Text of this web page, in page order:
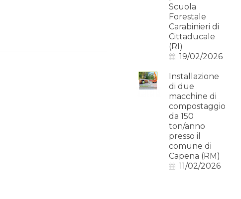
Scuola
Forestale
Carabinieri di
Cittaducale
(RI)
19/02/2026
Installazione
di due
macchine di
compostaggio
da 150
ton/anno
presso il
comune di
Capena (RM)
11/02/2026